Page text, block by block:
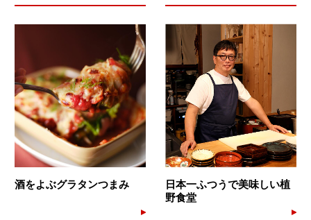
酒をよぶグラタンつまみ
日本一ふつうで美味しい植
野食堂